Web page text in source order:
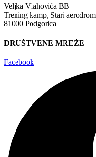
Veljka Vlahovića BB
Trening kamp, Stari aerodrom
81000 Podgorica
DRUŠTVENE MREŽE
Facebook